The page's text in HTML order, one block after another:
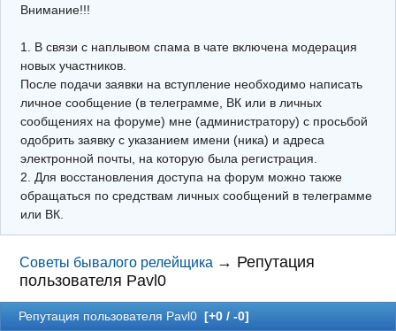
Почта
Поиск релейщика
Видео РЗиА
Фотохостинг
Телеграм
Внимание!!!
1. В связи с наплывом спама в чате включена модерация
новых участников.
После подачи заявки на вступление необходимо написать
личное сообщение (в телеграмме, ВК или в личных
сообщениях на форуме) мне (администратору) с просьбой
одобрить заявку с указанием имени (ника) и адреса
электронной почты, на которую была регистрация.
2. Для восстановления доступа на форум можно также
обращаться по средствам личных сообщений в телеграмме
или ВК.
Советы бывалого релейщика → Репутация
пользователя Pavl0
Репутация пользователя Pavl0[+0 / -0]